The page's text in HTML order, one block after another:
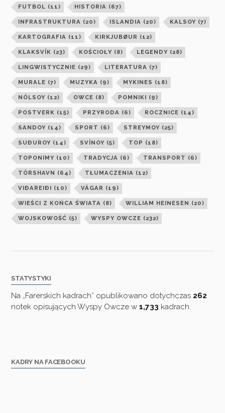
FUTBOL (11) HISTORIA (67)
INFRASTRUKTURA (20) ISLANDIA (20) KALSOY (7)
KARTOGRAFIA (11) KIRKJUBØUR (12)
KLAKSVÍK (23) KOŚCIOŁY (8) LEGENDY (28)
LINGWISTYCZNIE (29) LITERATURA (7)
MURALE (7) MUZYKA (9) MYKINES (18)
NÓLSOY (12) OWCE (8) POMNIKI (9)
POSTVERK (15) PRZYRODA (6) ROCZNICE (14)
SANDOY (14) SPORT (6) STREYMOY (25)
SUÐUROY (14) SVÍNOY (5) TOP (18)
TOPONIMY (10) TRADYCJA (6) TRANSPORT (6)
TÓRSHAVN (64) TŁUMACZENIA (12)
VIÐAREIÐI (10) VÁGAR (19)
WIEŚCI Z KOŃCA ŚWIATA (8) WILLIAM HEINESEN (20)
WOJSKOWOŚĆ (5) WYSPY OWCZE (232)
STATYSTYKI
Na „Farerskich kadrach” opublikowano dotychczas 262
notek opisujących Wyspy Owcze w1,733 kadrach.
KADRY NA FACEBOOKU